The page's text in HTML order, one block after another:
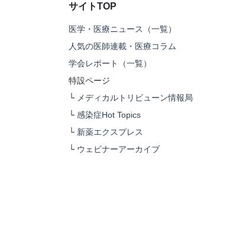
サイトTOP
医学・医療ニュース（一覧）
人気の医師連載・医療コラム
学会レポート（一覧）
特設ページ
└ メディカルトリビューン情報局
└ 感染症Hot Topics
└ 新薬エクスプレス
└ ウェビナーアーカイブ